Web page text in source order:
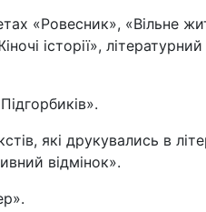
«Ровесник», «Вільне
історії»,
які друкувались в
відмінок».